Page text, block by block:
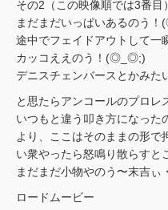
その2（この映像順では3番
まだまだいっぱいあるのう
途中でフェイドアウトして一
カッコええのう！(◎_◎;)
デニスチェンバースとかみた
と思たらアンコールのプロレ
いつもと違う叩き方になった
より、ここはそのままの形で
い衆やったら怒鳴り散らすと
まだまだ小物やのう〜末吉ぃ
ロードムービー